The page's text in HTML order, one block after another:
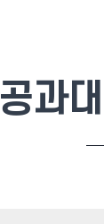
공과